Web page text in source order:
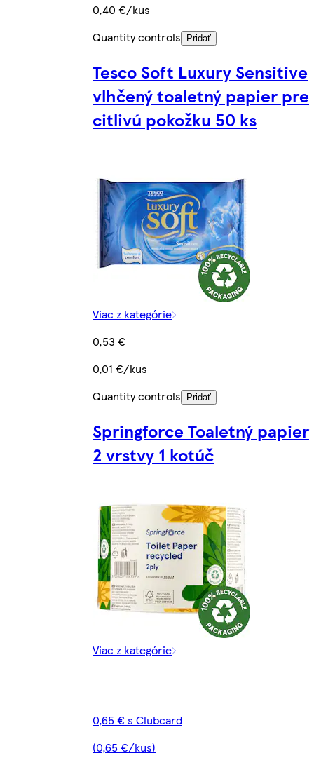
0,40 €/kus
Quantity controls
Pridať
Tesco Soft Luxury Sensitive
vlhčený toaletný papier pre
citlivú pokožku 50 ks
Viac z kategórie
0,53 €
0,01 €/kus
Quantity controls
Pridať
Springforce Toaletný papier
2 vrstvy 1 kotúč
Viac z kategórie
0,65 € s Clubcard
(0,65 €/kus)